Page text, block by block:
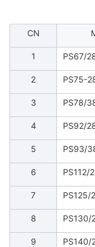
CN
1 PS67/
2 PS75-
3 PS78/
4 PS92/
5 PS93/
6 PS112/
7 PS125/
8 PS130/
9 PS140/